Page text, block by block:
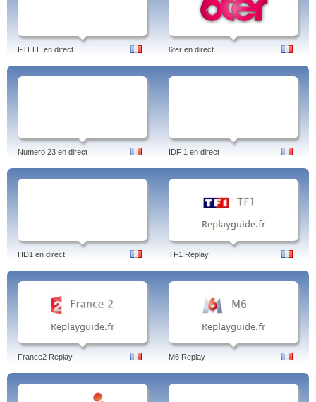
I-TELE en direct 6ter en direct
Numero 23 en direct IDF 1 en direct
HD1 en direct TF1 Replay
France2 Replay M6 Replay